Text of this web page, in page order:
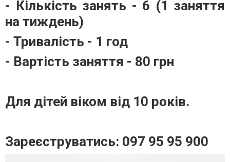
- Кількість занять - 6 (1 заняття
на тиждень)
- Тривалість - 1 год
- Вартість заняття - 80 грн
Для дітей віком від 10 років.
Зареєструватись: 097 95 95 900